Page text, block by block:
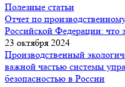
Полезные статьи
Отчет по
Российской Федерации: что
23 октября 2024
Производственный
важной частью системы
безопасностью в России